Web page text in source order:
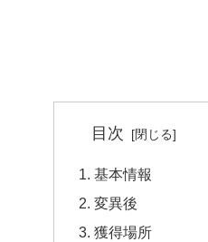
目次
基本情報
変異後
獲得場所